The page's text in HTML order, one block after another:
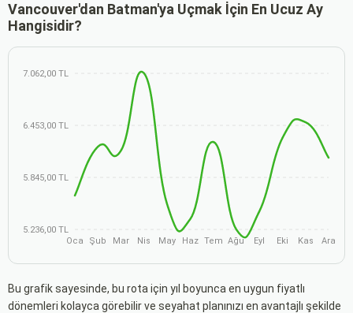
Vancouver'dan Batman'ya Uçmak İçin En Ucuz Ay
Hangisidir?
7.062,00 TL
6.453,00 TL
5.845,00 TL
5.236,00 TL
Oca
Şub Mar Nis May Haz Tem Ağu Eyl Eki Kas Ara
Bu grafik sayesinde, bu rota için yıl boyunca en uygun fiyatlı
dönemleri kolayca görebilir ve seyahat planınızı en avantajlı şekilde